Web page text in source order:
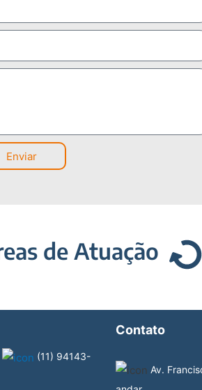
Enviar
de Atuação
(11) 94143-
Contato
Av.